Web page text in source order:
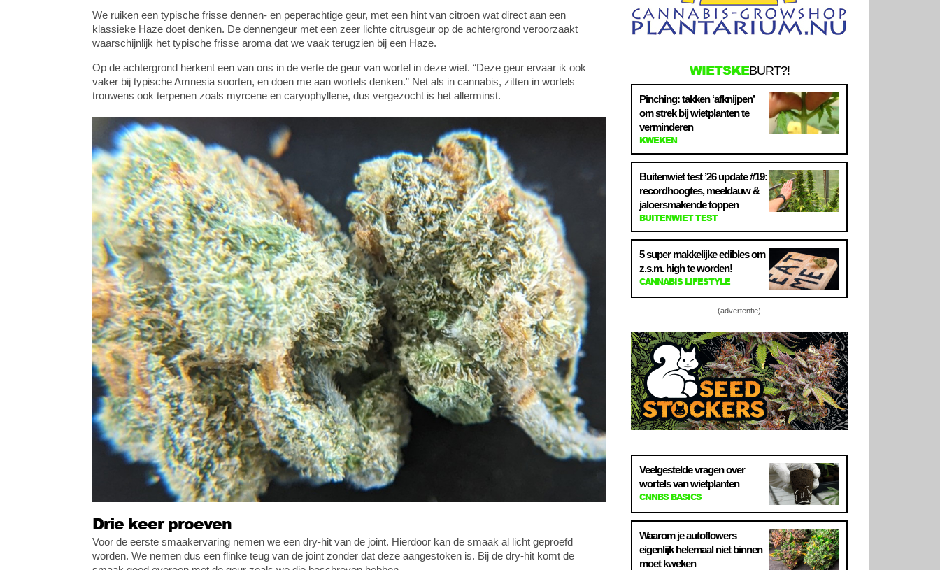
We ruiken een typische frisse dennen- en peperachtige geur, met een hint van citroen wat direct aan een
klassieke Haze doet denken. De dennengeur met een zeer lichte citrusgeur op de achtergrond veroorzaakt
waarschijnlijk het typische frisse aroma dat we vaak terugzien bij een Haze.
Op de achtergrond herkent een van ons in de verte de geur van wortel in deze wiet. “Deze geur ervaar ik ook
vaker bij typische Amnesia soorten, en doen me aan wortels denken.” Net als in cannabis, zitten in wortels
trouwens ook terpenen zoals myrcene en caryophyllene, dus vergezocht is het allerminst.
Drie keer proeven
Voor de eerste smaakervaring nemen we een dry-hit van de joint. Hierdoor kan de smaak al licht geproefd
worden. We nemen dus een flinke teug van de joint zonder dat deze aangestoken is. Bij de dry-hit komt de
WIETSKEBURT?!
Pinching: takken ‘afknijpen’
om strek bij wietplanten te
verminderen
KWEKEN
Buitenwiet test ’26 update #19:
recordhoogtes, meeldauw &
jaloersmakende toppen
BUITENWIET TEST
5 super makkelijke edibles om
z.s.m. high te worden!
CANNABIS LIFESTYLE
(advertentie)
Veelgestelde vragen over
wortels van wietplanten
CNNBS BASICS
Waarom je autoflowers
eigenlijk helemaal niet binnen
moet kweken